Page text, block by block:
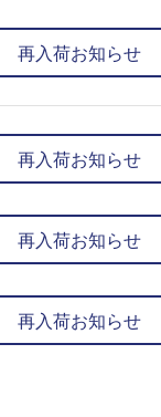
再入荷お知らせ
再入荷お知らせ
再入荷お知らせ
再入荷お知らせ